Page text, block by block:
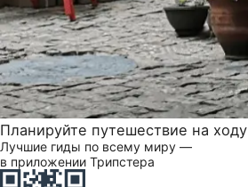
Планируйте путешествие на ходу
Лучшие гиды по всему миру —
в приложении Трипстера